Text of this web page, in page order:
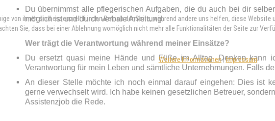
Du übernimmst alle pflegerischen Aufgaben, die du auch bei dir
möglich ist und durch verbale Anleitung.
Wer trägt die Verantwortung während meiner Einsätze?
Du ersetzt quasi meine Hände und Füße im Alltag. Denken
Verantwortung für mein Leben und sämtliche Unternehmungen. Falls
An dieser Stelle möchte ich noch einmal darauf eingehen: Dies ist
gerne verwechselt wird. Ich habe keinen gesetzlichen Betreuer,
Assistenzjob die Rede.
von ihnen sind essenziell für den Betrieb der Seite, während andere uns helfen, diese
Sie, dass bei einer Ablehnung womöglich nicht mehr alle Funktionalitäten der Seite zur
Weitere Informationen|Impressum